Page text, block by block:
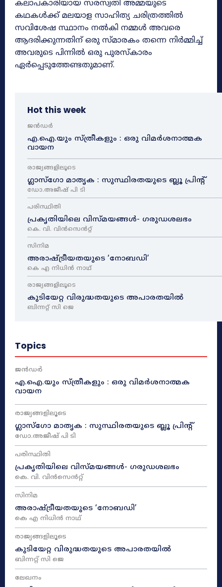
കലാപകാരിയായ സരസ്വതി അമ്മയുടെ
കഥകൾക്ക് മലയാള സാഹിത്യ ചരിത്രത്തിൽ
സവിശേഷ സ്ഥാനം നൽകി നമ്മൾ അവരെ
ആദരിക്കുന്നതിന് ഒരു സ്മാരകം തന്നെ നിർമ്മിച്ച്
അവരുടെ പിന്നിൽ ഒരു പുരസ്കാരം
ഏർപ്പെടുത്തേണ്ടതുമാണ്.
Hot this week
ജൻഡർ
എ.ഐ.യും സ്ത്രീകളും : ഒരു വിമർശനാത്മക
വായന
രാജ്യങ്ങളിലൂടെ
ഗ്ലാസ്ഗോ മാതൃക : സുസ്ഥിരതയുടെ ബ്ലൂ പ്രിന്റ്
ഡോ.അജീഷ് പി ടി
പരിസ്ഥിതി
പ്രകൃതിയിലെ വിസ്മയങ്ങൾ- ഗരുഡശലഭം
കെ. വി. വിൻസെൻറ്റ്
സിനിമ
അരാഷ്‌ട്രീയതയുടെ ‘നോബഡി’
കെ എ നിധിൻ നാഥ്‌
രാജ്യങ്ങളിലൂടെ
കുടിയേറ്റ വിരുദ്ധതയുടെ അപാരതയിൽ
ബിന്നറ്റ് സി ജെ
Topics
ജൻഡർ
എ.ഐ.യും സ്ത്രീകളും : ഒരു വിമർശനാത്മക
വായന
രാജ്യങ്ങളിലൂടെ
ഗ്ലാസ്ഗോ മാതൃക : സുസ്ഥിരതയുടെ ബ്ലൂ പ്രിന്റ്
ഡോ.അജീഷ് പി ടി
പരിസ്ഥിതി
പ്രകൃതിയിലെ വിസ്മയങ്ങൾ- ഗരുഡശലഭം
കെ. വി. വിൻസെൻറ്റ്
സിനിമ
അരാഷ്‌ട്രീയതയുടെ ‘നോബഡി’
കെ എ നിധിൻ നാഥ്‌
രാജ്യങ്ങളിലൂടെ
കുടിയേറ്റ വിരുദ്ധതയുടെ അപാരതയിൽ
ബിന്നറ്റ് സി ജെ
ലേഖനം